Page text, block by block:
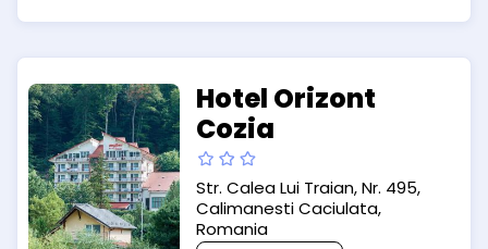
Hotel Orizont
Cozia
Str. Calea Lui Traian, Nr. 495,
Calimanesti Caciulata,
Romania